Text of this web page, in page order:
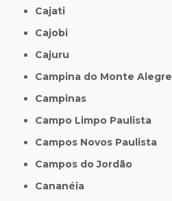
Cajati
Cajobi
Cajuru
Campina do Monte Alegre
Campinas
Campo Limpo Paulista
Campos Novos Paulista
Campos do Jordão
Cananéia